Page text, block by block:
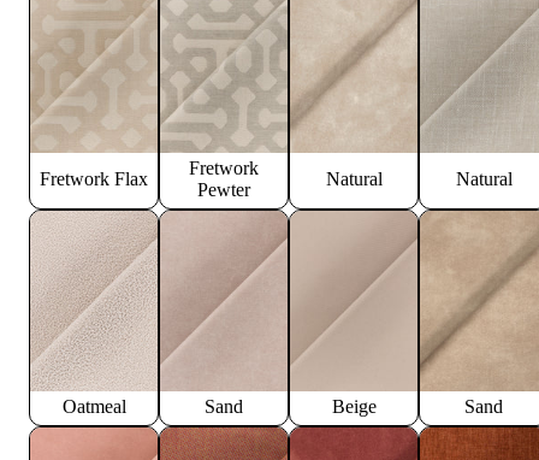
Fretwork Flax
Fretwork
Pewter
Natural Natural
Oatmeal Sand Beige Sand